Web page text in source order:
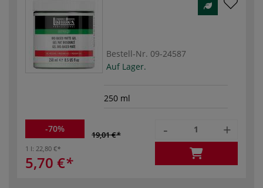
Bestell-Nr. 09-24587
Auf Lager.
250 ml
-70%
19,01 €
1 l: 22,80 €
5,70 €
- +